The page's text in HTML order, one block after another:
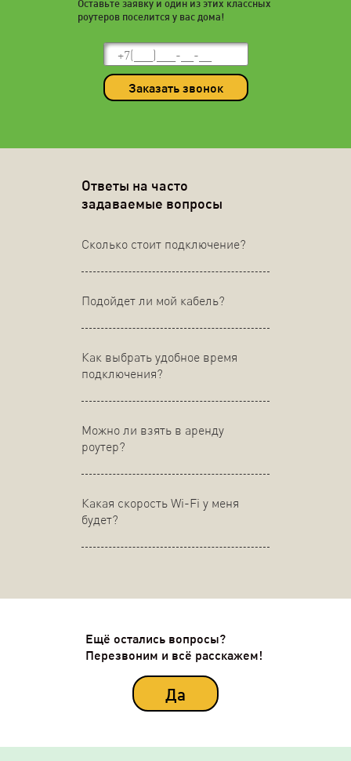
Оставьте заявку и один из этих классных
роутеров поселится у вас дома!
Заказать звонок
Ответы на часто
задаваемые вопросы
Сколько стоит подключение?
Подойдет ли мой кабель?
Как выбрать удобное время
подключения?
Можно ли взять в аренду
роутер?
Какая скорость Wi-Fi у меня
будет?
Ещё остались вопросы?
Перезвоним и всё расскажем!
Да